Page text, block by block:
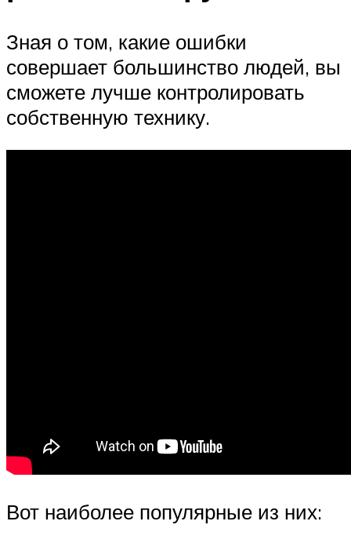
Зная о том, какие ошибки
совершает большинство людей, вы
сможете лучше контролировать
собственную технику.
Вот наиболее популярные из них: